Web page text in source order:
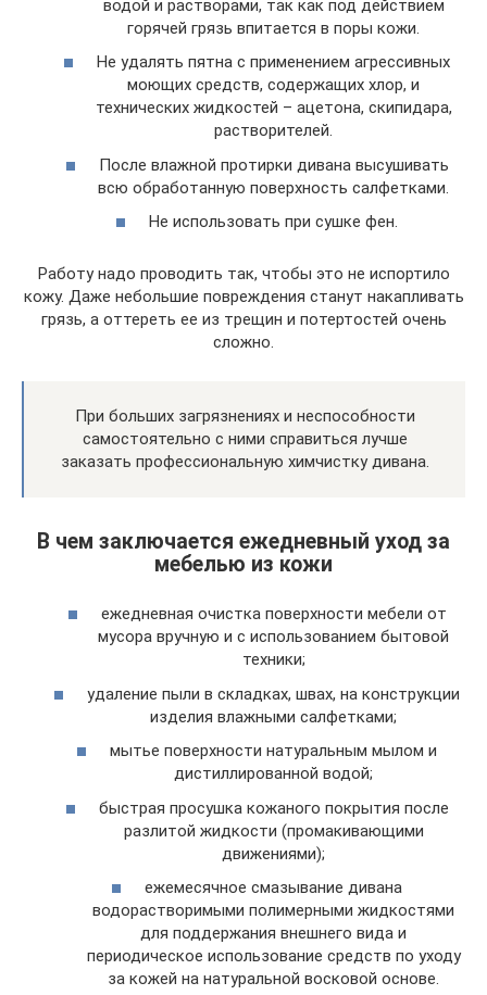
водой и растворами, так как под действием
горячей грязь впитается в поры кожи.
Не удалять пятна с применением агрессивных
моющих средств, содержащих хлор, и
технических жидкостей – ацетона, скипидара,
растворителей.
После влажной протирки дивана высушивать
всю обработанную поверхность салфетками.
Не использовать при сушке фен.
Работу надо проводить так, чтобы это не испортило
кожу. Даже небольшие повреждения станут накапливать
грязь, а оттереть ее из трещин и потертостей очень
сложно.
При больших загрязнениях и неспособности
самостоятельно с ними справиться лучше
заказать профессиональную химчистку дивана.
В чем заключается ежедневный уход за
мебелью из кожи
ежедневная очистка поверхности мебели от
мусора вручную и с использованием бытовой
техники;
удаление пыли в складках, швах, на конструкции
изделия влажными салфетками;
мытье поверхности натуральным мылом и
дистиллированной водой;
быстрая просушка кожаного покрытия после
разлитой жидкости (промакивающими
движениями);
ежемесячное смазывание дивана
водорастворимыми полимерными жидкостями
для поддержания внешнего вида и
периодическое использование средств по уходу
за кожей на натуральной восковой основе.